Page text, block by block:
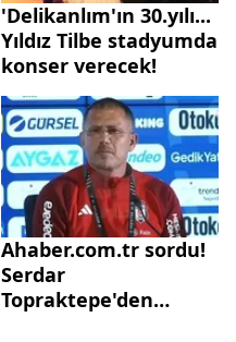
'Delikanlım'ın 30.yılı...
Yıldız Tilbe stadyumda
konser verecek!
Ahaber.com.tr sordu!
Serdar
Topraktepe'den